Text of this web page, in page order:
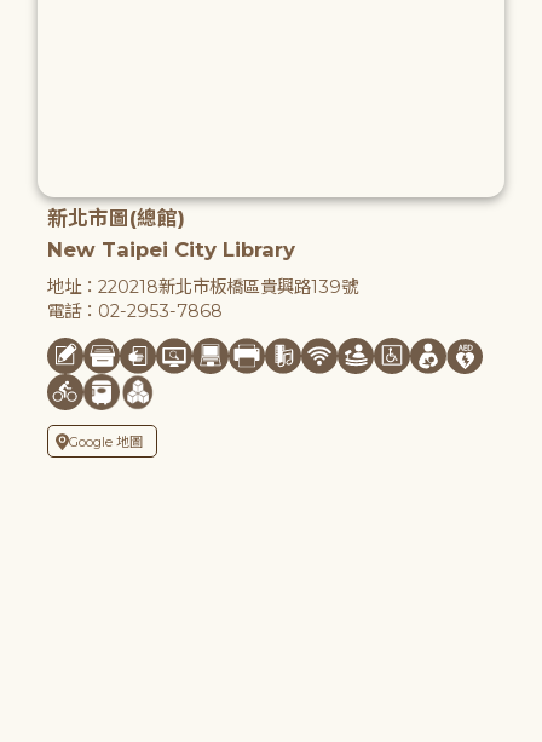
新北市圖(總館)
New Taipei City Library
地址：220218新北市板橋區貴興路139號
電話：02-2953-7868
Google 地圖